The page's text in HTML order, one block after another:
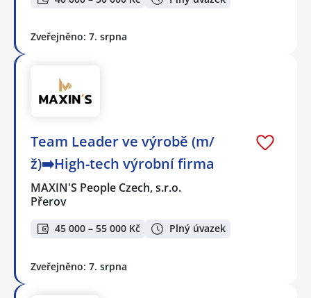
Zveřejněno: 7. srpna
Team Leader ve výrobě (m/
ž)➡️High-tech výrobní firma
MAXIN'S People Czech, s.r.o.
Přerov
45 000 – 55 000 Kč Plný úvazek
Zveřejněno: 7. srpna